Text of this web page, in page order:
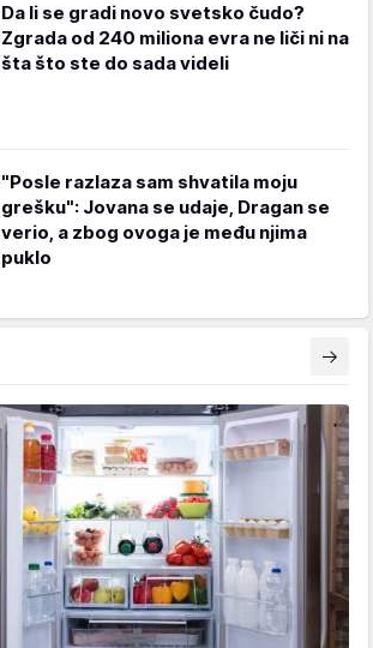
Da li se gradi novo svetsko čudo?
Zgrada od 240 miliona evra ne liči ni na
šta što ste do sada videli
"Posle razlaza sam shvatila moju
grešku": Jovana se udaje, Dragan se
verio, a zbog ovoga je među njima
puklo